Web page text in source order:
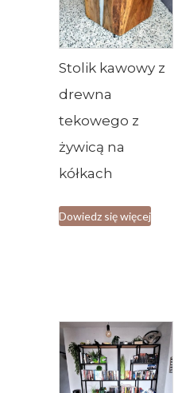
Stolik kawowy z
drewna
tekowego z
żywicą na
kółkach
Dowiedz się więcej